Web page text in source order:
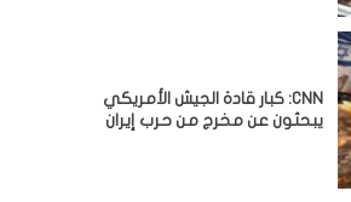
CNN: كبار قادة الجيش الأمريكي
يبحثون عن مخرج من حرب إيران